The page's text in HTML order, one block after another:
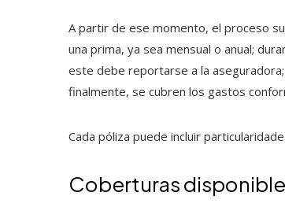
A partir de ese momento, el proceso
una prima, ya sea mensual o anual;
este debe reportarse a la
finalmente, se cubren los gastos
Cada póliza puede incluir
Coberturas